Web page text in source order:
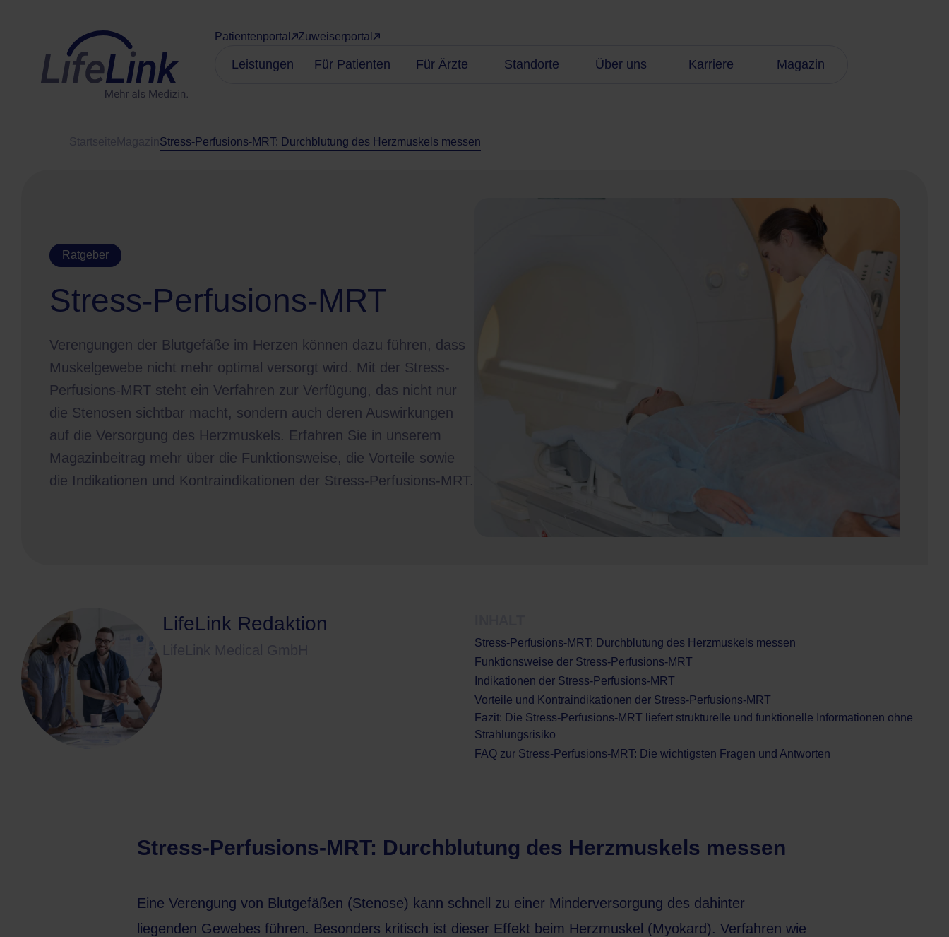
Patientenportal Zuweiserportal
Leistungen Für Patienten Für Ärzte Standorte Über uns Karriere Magazin
Stress-Perfusions-MRT: Durchblutung des Herzmuskels messen
Ratgeber
Stress-Perfusions-MRT
Verengungen der Blutgefäße im Herzen können dazu führen, dass
Muskelgewebe nicht mehr optimal versorgt wird. Mit der Stress-
Perfusions-MRT steht ein Verfahren zur Verfügung, das nicht nur
die Stenosen sichtbar macht, sondern auch deren Auswirkungen
auf die Versorgung des Herzmuskels. Erfahren Sie in unserem
Magazinbeitrag mehr über die Funktionsweise, die Vorteile sowie
die Indikationen und Kontraindikationen der Stress-Perfusions-MRT.
LifeLink Redaktion
Stress-Perfusions-MRT: Durchblutung des Herzmuskels messen
Funktionsweise der Stress-Perfusions-MRT
Indikationen der Stress-Perfusions-MRT
Vorteile und Kontraindikationen der Stress-Perfusions-MRT
Fazit: Die Stress-Perfusions-MRT liefert strukturelle und funktionelle Informationen ohne
Strahlungsrisiko
FAQ zur Stress-Perfusions-MRT: Die wichtigsten Fragen und Antworten
Stress-Perfusions-MRT: Durchblutung des Herzmuskels messen
Eine Verengung von Blutgefäßen (Stenose) kann schnell zu einer Minderversorgung des dahinter
liegenden Gewebes führen. Besonders kritisch ist dieser Effekt beim Herzmuskel (Myokard). Verfahren wie